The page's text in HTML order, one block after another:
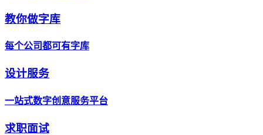
教你做字库
每个公司都可有字库
设计服务
一站式数字创意服务平台
求职面试